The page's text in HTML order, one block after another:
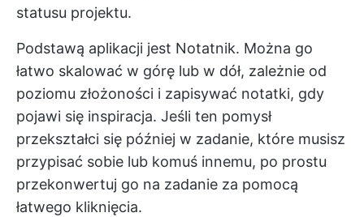
statusu projektu.
Podstawą aplikacji jest Notatnik. Można go
łatwo skalować w górę lub w dół, zależnie od
poziomu złożoności i zapisywać notatki, gdy
pojawi się inspiracja. Jeśli ten pomysł
przekształci się później w zadanie, które musisz
przypisać sobie lub komuś innemu, po prostu
przekonwertuj go na zadanie za pomocą
łatwego kliknięcia.